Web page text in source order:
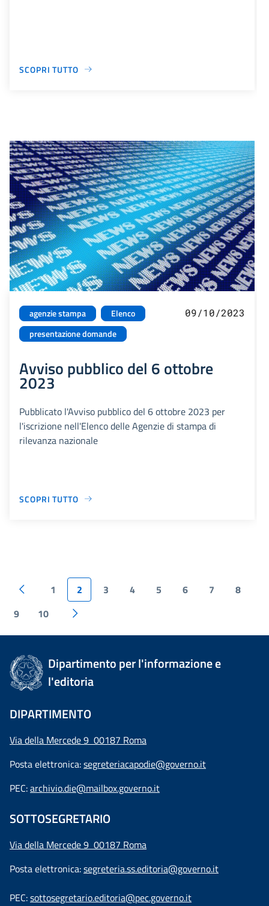
SCOPRI TUTTO
agenzie stampa
Elenco
presentazione domande
09/10/2023
Avviso pubblico del 6 ottobre
2023
Pubblicato l'Avviso pubblico del 6 ottobre 2023 per
l'iscrizione nell'Elenco delle Agenzie di stampa di
rilevanza nazionale
SCOPRI TUTTO
1 2 3 4 5 6 7
8
9
10
Dipartimento per l'informazione e
l'editoria
DIPARTIMENTO
Via della Mercede 9 00187 Roma
Posta elettronica:segreteriacapodie@governo.it
PEC:archivio.die@mailbox.governo.it
SOTTOSEGRETARIO
Via della Mercede 9 00187 Roma
Posta elettronica:segreteria.ss.editoria@governo.it
PEC:sottosegretario.editoria@pec.governo.it